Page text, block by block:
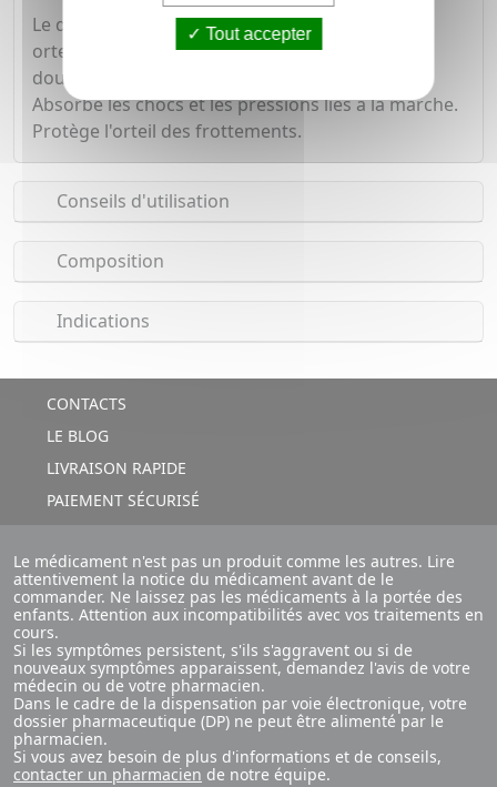
Le doigtier protecteur protège les ongles et les
orteils dans le cas d'ongles incarnés et de cors
douloureux.
Absorbe les chocs et les pressions liés à la marche.
Protège l'orteil des frottements.
Conseils d'utilisation
Composition
Indications
CONTACTS
LE BLOG
LIVRAISON RAPIDE
PAIEMENT SÉCURISÉ
Le médicament n'est pas un produit comme les autres. Lire
attentivement la notice du médicament avant de le
commander. Ne laissez pas les médicaments à la portée des
enfants. Attention aux incompatibilités avec vos traitements en
cours.
Si les symptômes persistent, s'ils s'aggravent ou si de
nouveaux symptômes apparaissent, demandez l'avis de votre
médecin ou de votre pharmacien.
Dans le cadre de la dispensation par voie électronique, votre
dossier pharmaceutique (DP) ne peut être alimenté par le
pharmacien.
Si vous avez besoin de plus d'informations et de conseils,
contacter un pharmacien de notre équipe.
Tout accepter